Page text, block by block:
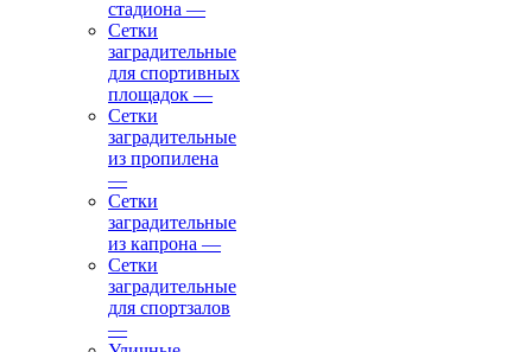
стадиона —
Сетки
заградительные
для спортивных
площадок —
Сетки
заградительные
из пропилена
—
Сетки
заградительные
из капрона —
Сетки
заградительные
для спортзалов
—